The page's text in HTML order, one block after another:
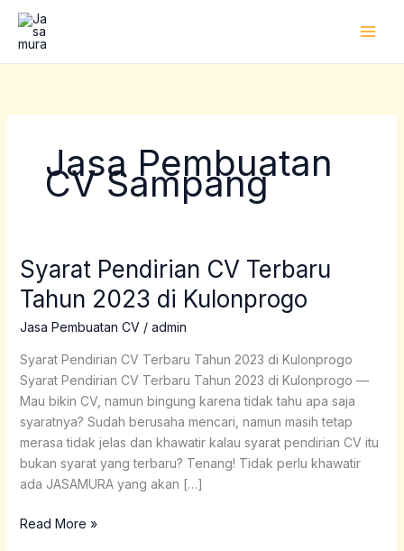
Lewati
konten
Jasa Pembuatan
CV Sampang
Syarat Pendirian CV Terbaru
Tahun 2023 di Kulonprogo
Jasa Pembuatan CV/ admin
Syarat Pendirian CV Terbaru Tahun 2023 di Kulonprogo
Syarat Pendirian CV Terbaru Tahun 2023 di Kulonprogo —
Mau bikin CV, namun bingung karena tidak tahu apa saja
syaratnya? Sudah berusaha mencari, namun masih tetap
merasa tidak jelas dan khawatir kalau syarat pendirian CV itu
bukan syarat yang terbaru? Tenang! Tidak perlu khawatir
ada JASAMURA yang akan […]
Syarat
Pendirian
CV
Terbaru
2023
di
Kulonprogo
Read More »